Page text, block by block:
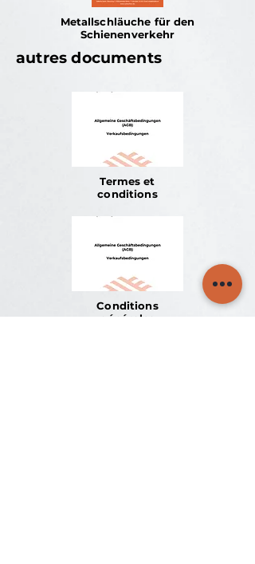
Metallschläuche für den
Schienenverkehr
autres documents
Termes et
conditions
Conditions
générales